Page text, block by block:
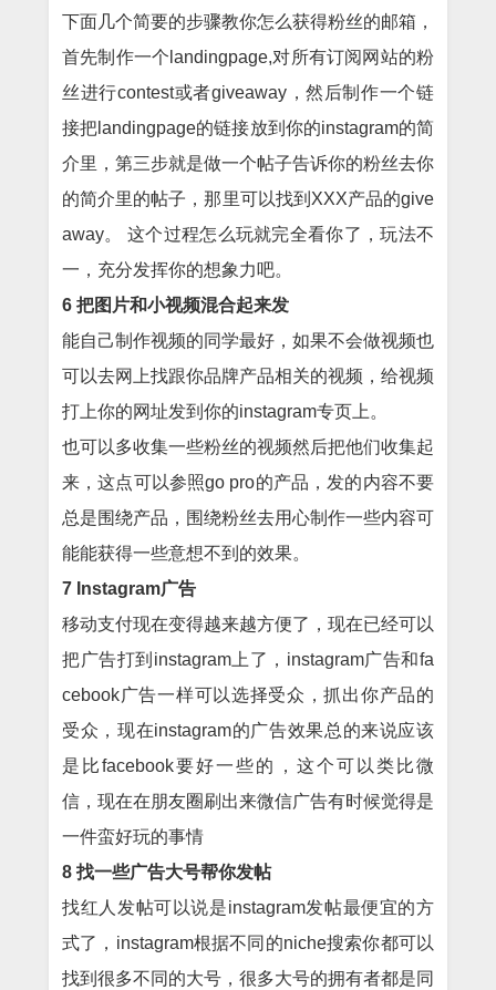
下面几个简要的步骤教你怎么获得粉丝的邮箱，
首先制作一个landingpage,对所有订阅网站的粉
丝进行contest或者giveaway，然后制作一个链
接把landingpage的链接放到你的instagram的简
介里，第三步就是做一个帖子告诉你的粉丝去你
的简介里的帖子，那里可以找到XXX产品的give
away。 这个过程怎么玩就完全看你了，玩法不
一，充分发挥你的想象力吧。
6 把图片和小视频混合起来发
能自己制作视频的同学最好，如果不会做视频也
可以去网上找跟你品牌产品相关的视频，给视频
打上你的网址发到你的instagram专页上。
也可以多收集一些粉丝的视频然后把他们收集起
来，这点可以参照go pro的产品，发的内容不要
总是围绕产品，围绕粉丝去用心制作一些内容可
能能获得一些意想不到的效果。
7 Instagram广告
移动支付现在变得越来越方便了，现在已经可以
把广告打到instagram上了，instagram广告和fa
cebook广告一样可以选择受众，抓出你产品的
受众，现在instagram的广告效果总的来说应该
是比facebook要好一些的，这个可以类比微
信，现在在朋友圈刷出来微信广告有时候觉得是
一件蛮好玩的事情
8 找一些广告大号帮你发帖
找红人发帖可以说是instagram发帖最便宜的方
式了，instagram根据不同的niche搜索你都可以
找到很多不同的大号，很多大号的拥有者都是同